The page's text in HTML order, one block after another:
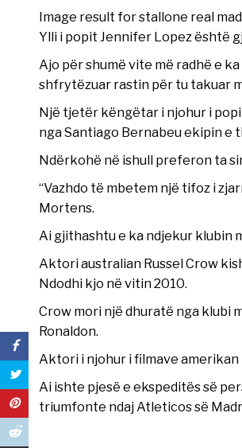
Image result for stallone real
Ylli i popit Jennifer Lopez është
Ajo për shumë vite më radhë e
shfrytëzuar rastin për tu takuar
Një tjetër këngëtar i njohur i
nga Santiago Bernabeu ekipin e
Ndërkohë në ishull preferon ta
“Vazhdo të mbetem një tifoz i
Mortens.
Ai gjithashtu e ka ndjekur klubin
Aktori australian Russel Crow
Ndodhi kjo në vitin 2010.
Crow mori një dhuratë nga klubi
Ronaldon.
Aktori i njohur i filmave
Ai ishte pjesë e ekspeditës së
triumfonte ndaj Atleticos së